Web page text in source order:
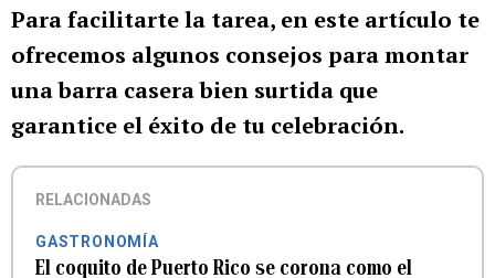
Para facilitarte la tarea, en este artículo te
ofrecemos algunos consejos para montar
una barra casera bien surtida que
garantice el éxito de tu celebración.
RELACIONADAS
GASTRONOMÍA
El coquito de Puerto Rico se corona como el